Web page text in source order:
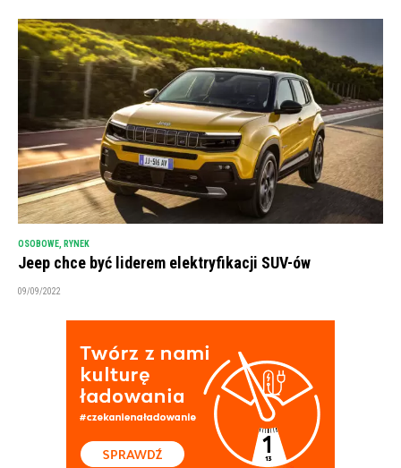
OSOBOWE, RYNEK
Jeep chce być liderem elektryfikacji SUV-ów
09/09/2022